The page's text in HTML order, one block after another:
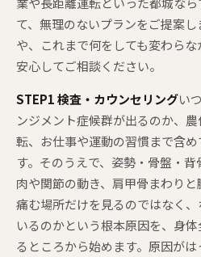
て、無理のないプランをご提案
や、これまで何をしても変わら
安心してご相談ください。
STEP1 検査・カウンセリングい
ンジメント症候群が出るのか、
転、お仕事や運動の習慣まで含
す。そのうえで、姿勢・骨盤・
肉や関節の動き、肩甲骨まわりと
痛む場所だけを見るのではなく
いるのかという根本原因を、身
るところから始めます。原因が